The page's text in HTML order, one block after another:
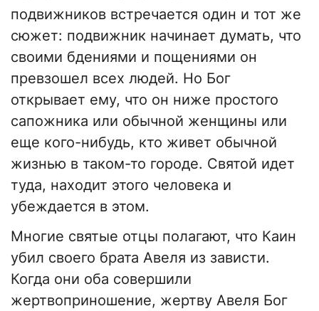
подвижников встречается один и тот же
сюжет: подвижник начинает думать, что
своими бдениями и пощениями он
превзошел всех людей. Но Бог
открывает ему, что он ниже простого
сапожника или обычной женщины или
еще кого-нибудь, кто живет обычной
жизнью в таком-то городе. Святой идет
туда, находит этого человека и
убеждается в этом.
Многие святые отцы полагают, что Каин
убил своего брата Авеля из зависти.
Когда они оба совершили
жертвоприношение, жертву Авеля Бог